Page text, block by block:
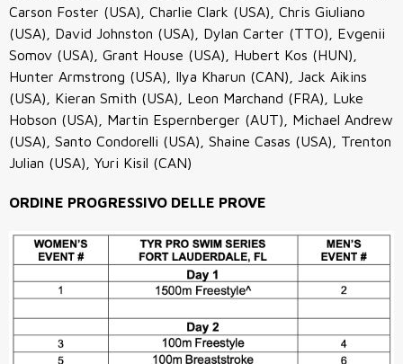
Carson Foster (USA), Charlie Clark (USA), Chris Giuliano
(USA), David Johnston (USA), Dylan Carter (TTO), Evgenii
Somov (USA), Grant House (USA), Hubert Kos (HUN),
Hunter Armstrong (USA), Ilya Kharun (CAN), Jack Aikins
(USA), Kieran Smith (USA), Leon Marchand (FRA), Luke
Hobson (USA), Martin Espernberger (AUT), Michael Andrew
(USA), Santo Condorelli (USA), Shaine Casas (USA), Trenton
Julian (USA), Yuri Kisil (CAN)
ORDINE PROGRESSIVO DELLE PROVE